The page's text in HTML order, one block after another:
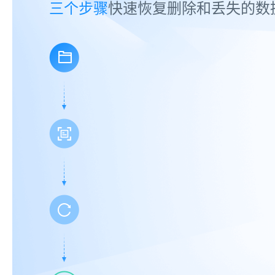
三个步骤快速恢复删除和丢失的数